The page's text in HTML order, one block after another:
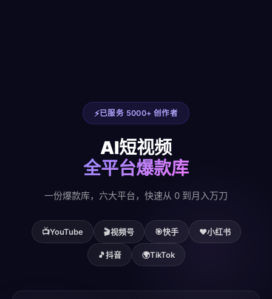
已服务 5000+ 创作者
AI短视频
全平台爆款库
一份爆款库，六大平台，快速从 0 到月入万刀
📺YouTube 🎬视频号 🎯快手 ❤️小红书
🎵抖音 🌍TikTok